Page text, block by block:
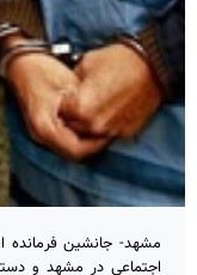
مشهد- جانشین فرمانده